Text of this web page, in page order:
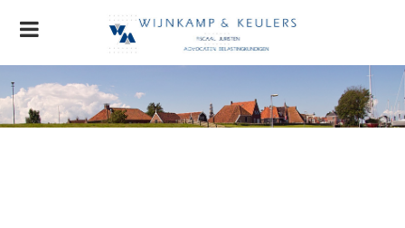
Home
Organisatie